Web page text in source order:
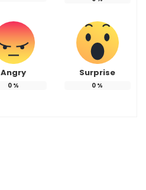
Angry
0 %
Surprise
0 %